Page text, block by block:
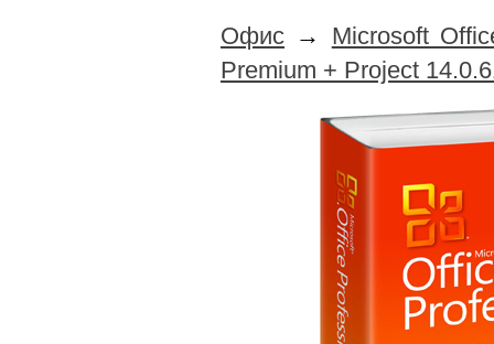
Офис → Microsoft
Premium + Project